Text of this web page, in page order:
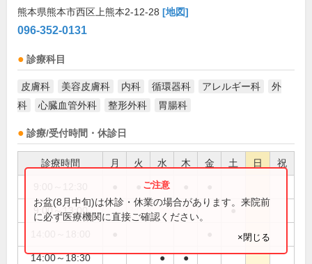
熊本県熊本市西区上熊本2-12-28 [地図]
096-352-0131
診療科目
皮膚科 美容皮膚科 内科 循環器科 アレルギー科
外
科
心臓血管外科 整形外科 胃腸科
診療/受付時間・休診日
診療時間 月 火 水 木 金 土 日 祝
●
9:00～13:00 ●
14:00～18:30 ● ●
お盆(8月中旬)は休診・休業の場合があります。来院前
に必ず医療機関に直接ご確認ください。
×閉じる